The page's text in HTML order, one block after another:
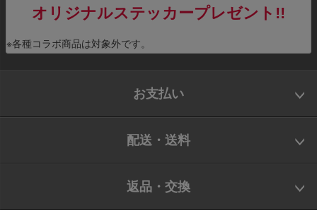
オリジナルステッカープレゼント!!
※各種コラボ商品は対象外です。
お支払い
配送・送料
返品・交換